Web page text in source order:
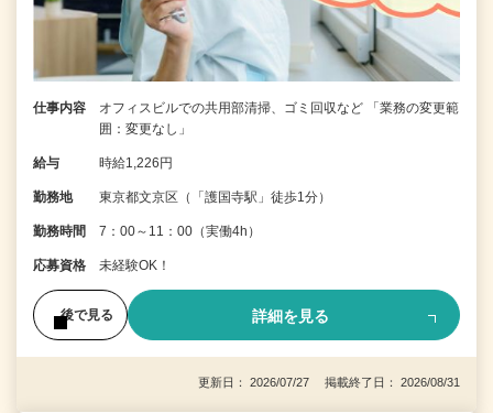
仕事内容
オフィスビルでの共用部清掃、ゴミ回収など 「業務の変更範
囲：変更なし」
給与 時給1,226円
勤務地 東京都文京区（「護国寺駅」徒歩1分）
勤務時間 7：00～11：00（実働4h）
応募資格 未経験OK！
後で見る 詳細を見る
更新日： 2026/07/27 掲載終了日： 2026/08/31